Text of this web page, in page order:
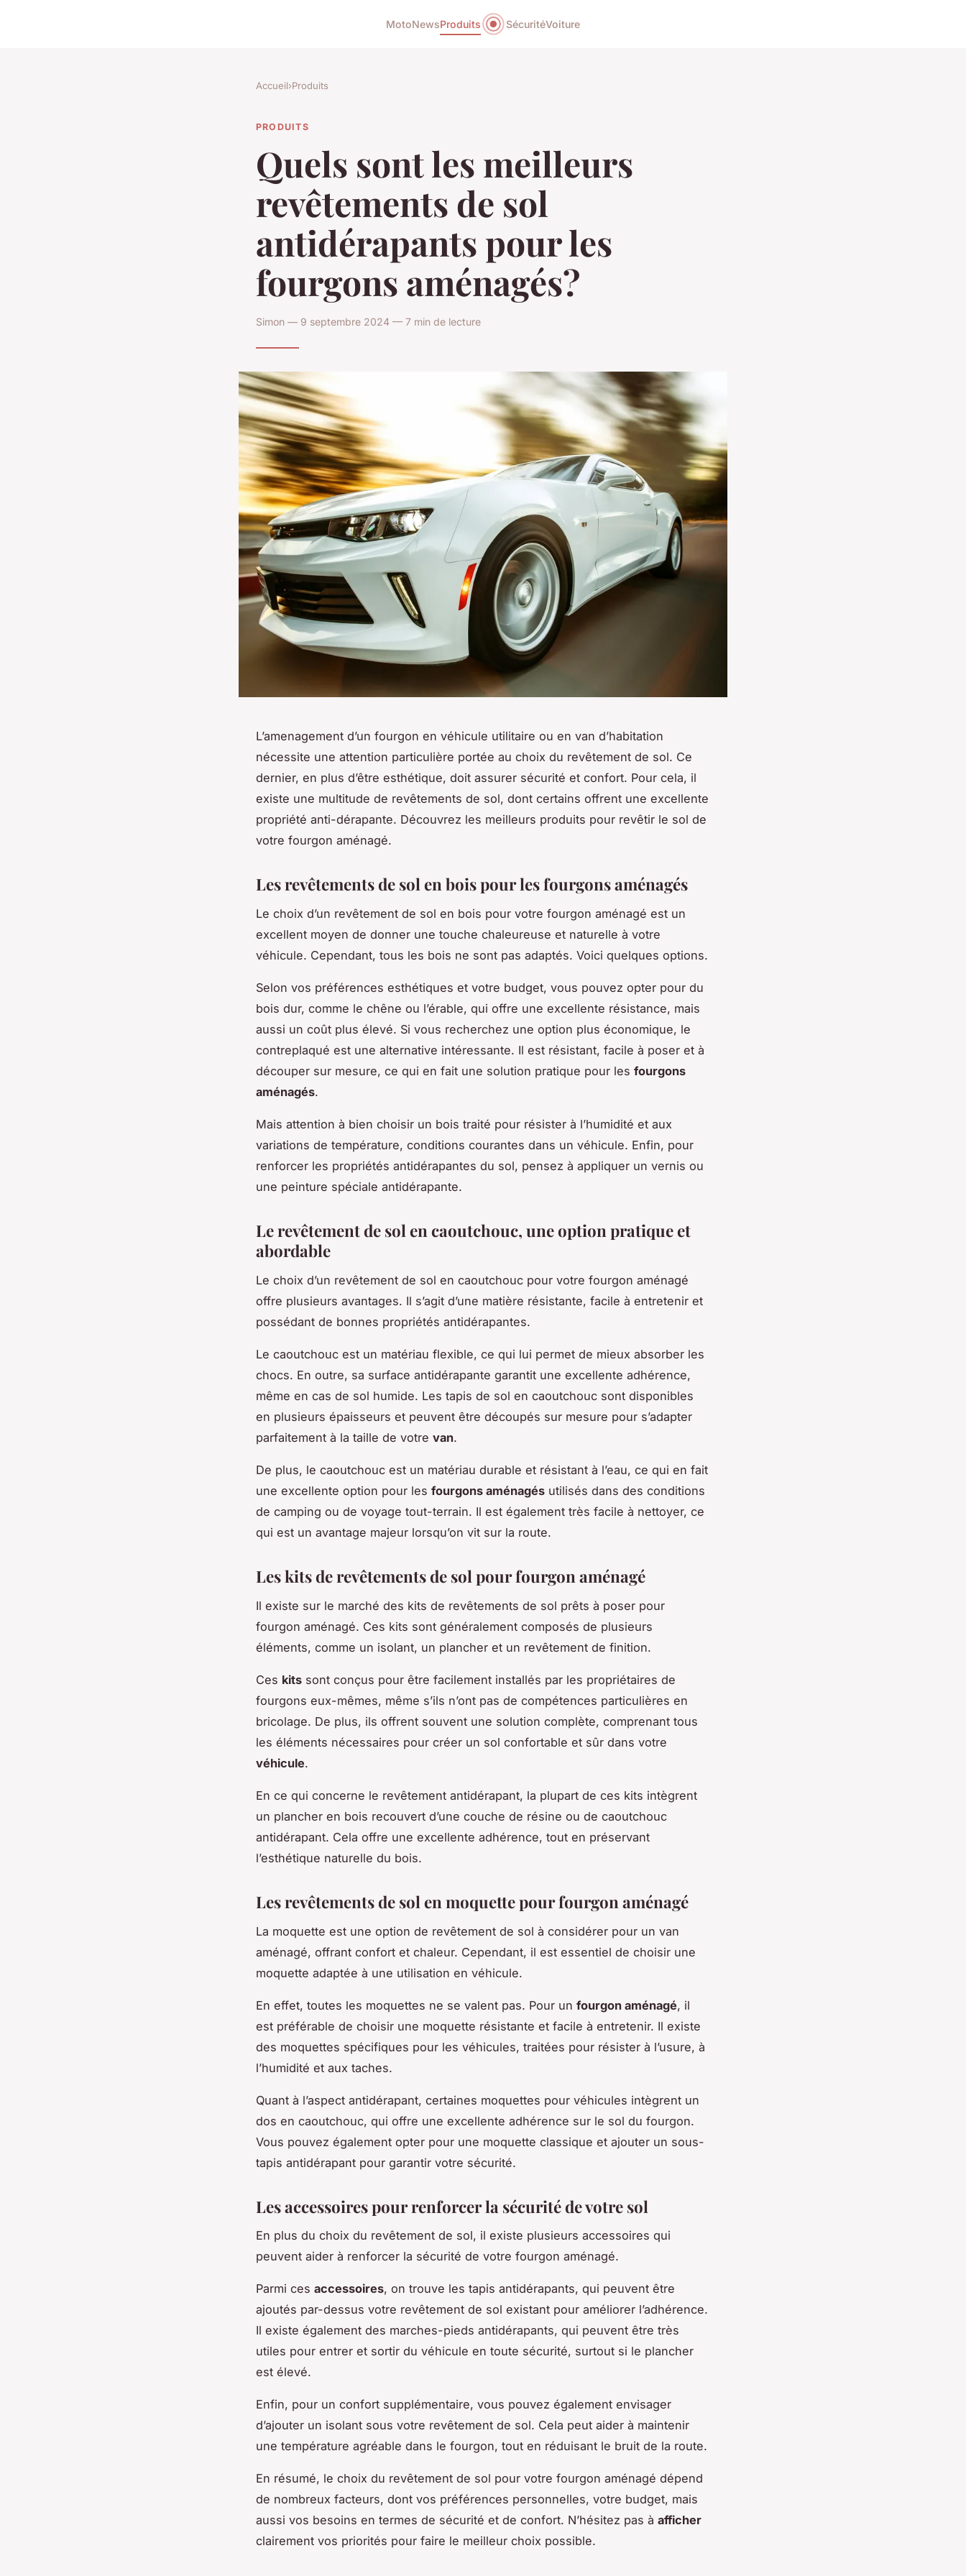
MotoNewsProduits SécuritéVoiture
Accueil›Produits
PRODUITS
Quels sont les meilleurs
revêtements de sol
antidérapants pour les
fourgons aménagés?
Simon — 9 septembre 2024 — 7 min de lecture
L’amenagement d’un fourgon en véhicule utilitaire ou en van d’habitation
nécessite une attention particulière portée au choix du revêtement de sol. Ce
dernier, en plus d’être esthétique, doit assurer sécurité et confort. Pour cela, il
existe une multitude de revêtements de sol, dont certains offrent une excellente
propriété anti-dérapante. Découvrez les meilleurs produits pour revêtir le sol de
votre fourgon aménagé.
Les revêtements de sol en bois pour les fourgons aménagés
Le choix d’un revêtement de sol en bois pour votre fourgon aménagé est un
excellent moyen de donner une touche chaleureuse et naturelle à votre
véhicule. Cependant, tous les bois ne sont pas adaptés. Voici quelques options.
Selon vos préférences esthétiques et votre budget, vous pouvez opter pour du
bois dur, comme le chêne ou l’érable, qui offre une excellente résistance, mais
aussi un coût plus élevé. Si vous recherchez une option plus économique, le
contreplaqué est une alternative intéressante. Il est résistant, facile à poser et à
découper sur mesure, ce qui en fait une solution pratique pour les fourgons
aménagés.
Mais attention à bien choisir un bois traité pour résister à l’humidité et aux
variations de température, conditions courantes dans un véhicule. Enfin, pour
renforcer les propriétés antidérapantes du sol, pensez à appliquer un vernis ou
une peinture spéciale antidérapante.
Le revêtement de sol en caoutchouc, une option pratique et
abordable
Le choix d’un revêtement de sol en caoutchouc pour votre fourgon aménagé
offre plusieurs avantages. Il s’agit d’une matière résistante, facile à entretenir et
possédant de bonnes propriétés antidérapantes.
Le caoutchouc est un matériau flexible, ce qui lui permet de mieux absorber les
chocs. En outre, sa surface antidérapante garantit une excellente adhérence,
même en cas de sol humide. Les tapis de sol en caoutchouc sont disponibles
en plusieurs épaisseurs et peuvent être découpés sur mesure pour s’adapter
parfaitement à la taille de votre van.
De plus, le caoutchouc est un matériau durable et résistant à l’eau, ce qui en fait
une excellente option pour les fourgons aménagés utilisés dans des conditions
de camping ou de voyage tout-terrain. Il est également très facile à nettoyer, ce
qui est un avantage majeur lorsqu’on vit sur la route.
Les kits de revêtements de sol pour fourgon aménagé
Il existe sur le marché des kits de revêtements de sol prêts à poser pour
fourgon aménagé. Ces kits sont généralement composés de plusieurs
éléments, comme un isolant, un plancher et un revêtement de finition.
Ces kits sont conçus pour être facilement installés par les propriétaires de
fourgons eux-mêmes, même s’ils n’ont pas de compétences particulières en
bricolage. De plus, ils offrent souvent une solution complète, comprenant tous
les éléments nécessaires pour créer un sol confortable et sûr dans votre
véhicule.
En ce qui concerne le revêtement antidérapant, la plupart de ces kits intègrent
un plancher en bois recouvert d’une couche de résine ou de caoutchouc
antidérapant. Cela offre une excellente adhérence, tout en préservant
l’esthétique naturelle du bois.
Les revêtements de sol en moquette pour fourgon aménagé
La moquette est une option de revêtement de sol à considérer pour un van
aménagé, offrant confort et chaleur. Cependant, il est essentiel de choisir une
moquette adaptée à une utilisation en véhicule.
En effet, toutes les moquettes ne se valent pas. Pour un fourgon aménagé, il
est préférable de choisir une moquette résistante et facile à entretenir. Il existe
des moquettes spécifiques pour les véhicules, traitées pour résister à l’usure, à
l’humidité et aux taches.
Quant à l’aspect antidérapant, certaines moquettes pour véhicules intègrent un
dos en caoutchouc, qui offre une excellente adhérence sur le sol du fourgon.
Vous pouvez également opter pour une moquette classique et ajouter un sous-
tapis antidérapant pour garantir votre sécurité.
Les accessoires pour renforcer la sécurité de votre sol
En plus du choix du revêtement de sol, il existe plusieurs accessoires qui
peuvent aider à renforcer la sécurité de votre fourgon aménagé.
Parmi ces accessoires, on trouve les tapis antidérapants, qui peuvent être
ajoutés par-dessus votre revêtement de sol existant pour améliorer l’adhérence.
Il existe également des marches-pieds antidérapants, qui peuvent être très
utiles pour entrer et sortir du véhicule en toute sécurité, surtout si le plancher
est élevé.
Enfin, pour un confort supplémentaire, vous pouvez également envisager
d’ajouter un isolant sous votre revêtement de sol. Cela peut aider à maintenir
une température agréable dans le fourgon, tout en réduisant le bruit de la route.
En résumé, le choix du revêtement de sol pour votre fourgon aménagé dépend
de nombreux facteurs, dont vos préférences personnelles, votre budget, mais
aussi vos besoins en termes de sécurité et de confort. N’hésitez pas à afficher
clairement vos priorités pour faire le meilleur choix possible.